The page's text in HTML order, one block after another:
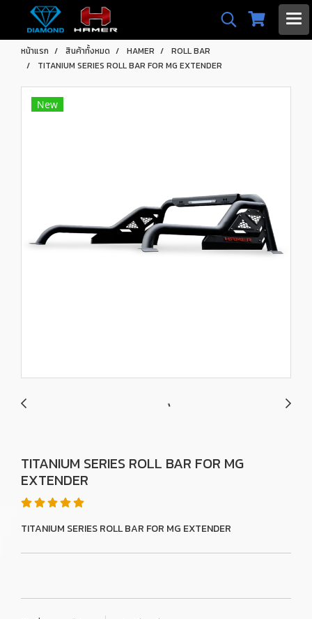
หน้าแรก สินค้าทั้งหมด HAMER
ROLL BAR
TITANIUM SERIES ROLL BAR FOR MG EXTENDER
New
TITANIUM SERIES ROLL BAR FOR MG
EXTENDER
TITANIUM SERIES ROLL BAR FOR MG EXTENDER